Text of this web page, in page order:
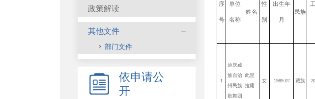
政策解读
其他文件
部门文件
依申请公
开
序
号
单位
名称
姓名
性
别
出生年
月
民族
1
迪庆藏
族自治
州民族
歌舞团
此里
拉庸
女 1989.07 藏族